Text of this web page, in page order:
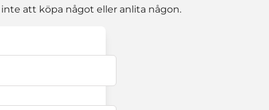
att köpa något eller anlita någon.